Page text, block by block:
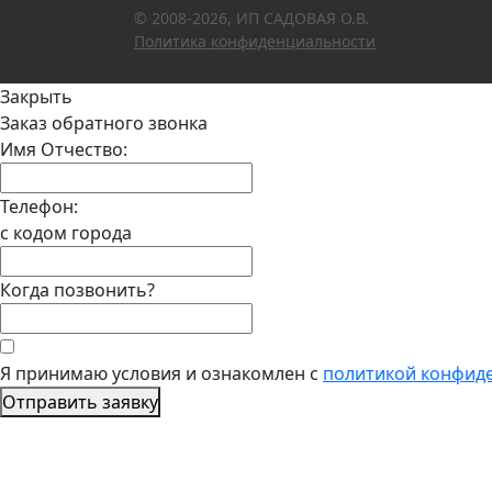
© 2008-2026, ИП САДОВАЯ О.В.
Политика конфиденциальности
Закрыть
Заказ обратного звонка
Имя Отчество:
Телефон:
с кодом города
Когда позвонить?
Я принимаю условия и ознакомлен с политикой
Отправить заявку